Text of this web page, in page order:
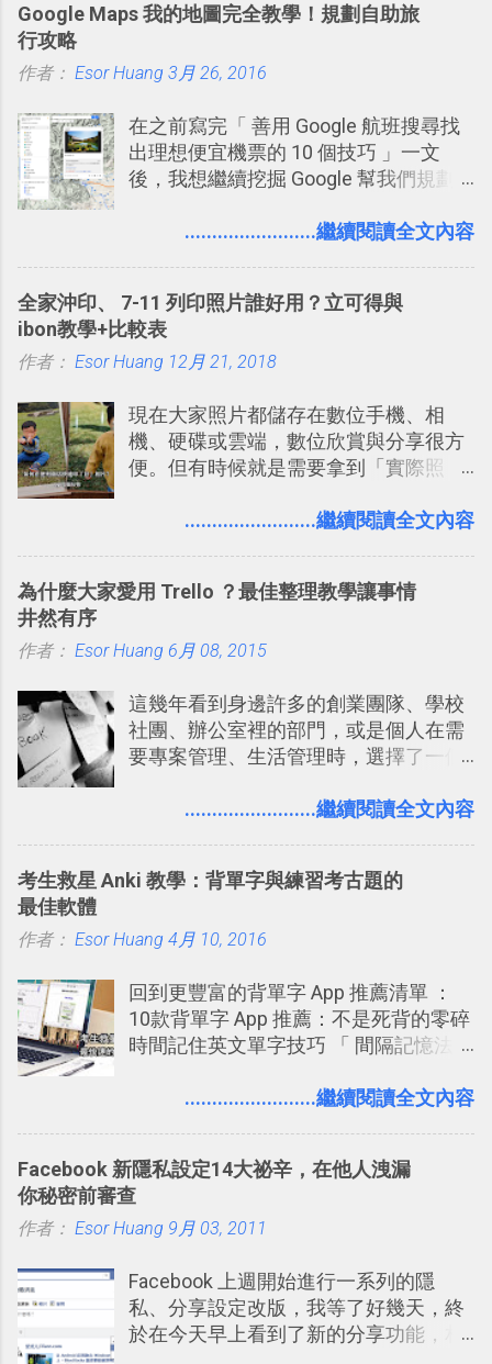
有機會在一個專案合作中使用了 Slack
點： 1. 「 很有趣 」： Slack 裡擁有跟
聊天打屁、傳送有趣影音圖文的功能。
2. 「 有效率 」：但是 Slack 的頻道、群
組機制讓茶水間的聊天，不會干擾工作
事可以從聊天中記錄重點。 3. 「 有彈性
的軟體則讓同事可以在任何地方和公司
保持聯繫。 如果你需要中文版的同類平
台，可以參考： JANDI 高效率團隊通訊
戶 。 2017/3 新增 ： Sortd for Slack：
改造 Slack 討論串介面變成專案任務排
程看板
Google Maps 我的地圖完全教學！規劃自助旅
行攻略
作者： Esor Huang 3月 26, 2016
在之前寫完「 善用 Google 航班搜尋找
出理想便宜機票的 10 個技巧 」一文
後，我想繼續挖掘 Google 幫我們規劃
入的來聊聊 Google 的「我的地圖」服
線，對商務需求來說可以打造出一張一
張資料地圖（例如我之前在製作一本新
書時建立的「 台灣推薦空拍地點地圖
規劃自助旅行路線！ Google 「我的地
圖」在規劃自助旅行路線時可以解決許
多問題： 國外地點名稱地址常常難懂，
稱。 在規劃路線之外，自訂地圖還能補
時帶來好心情，二方面事後就是最好的
享合作，讓彼此都能在手機上查看這次
........................繼續閱讀全文內容
全家沖印、 7-11 列印照片誰好用？立可得與
ibon教學+比較表
作者： Esor Huang 12月 21, 2018
現在大家照片都儲存在數位手機、相
機、硬碟或雲端，數位欣賞與分享很方
便。但有時候就是需要拿到「實際照
要製作家庭相框 用照片來當小禮物 把照
片？而且最好能不花時間、立即拿到、
（或是沒有好的印表機），又不想跑照
提供了印照片的服務 ，而且價格不貴，
可以立即拿到，操作流程也十分簡單。
之前我在電腦玩物分享過：「 不需買印
方便教學 」。這篇文章則從印照片出
........................繼續閱讀全文內容
為什麼大家愛用 Trello ？最佳整理教學讓事情
井然有序
作者： Esor Huang 6月 08, 2015
這幾年看到身邊許多的創業團隊、學校
社團、辦公室裡的部門，或是個人在需
要專案管理、生活管理時，選擇了一個
一個什麼樣的管理工具，讓這麼多人都
念」的管理教學文章： 把 Evernote 當
Google Drive 變身 Trello ！幫雲端硬碟
著 Trello ，卻還沒有在電腦玩物上寫過
一篇完整的介紹！雖然錯過了幾年前第
一時間推薦 Trello 的時機，但在這段時
澱自己的使用方法，歸納出「 為什麼值
學。 2015/6/13 新增： 免費專案管理軟
體推薦！困難計畫簡單管理 13 種工具
2016 年新增 ： 如何將 Trello 切換到繁
2016/7/7 新增 ： 如何活用 Trello 記
帳？我的理財計畫心得與看板範本
2016/7/13 新增： 如何將網頁資料快速
........................繼續閱讀全文內容
考生救星 Anki 教學：背單字與練習考古題的
最佳軟體
作者： Esor Huang 4月 10, 2016
回到更豐富的背單字 App 推薦清單 ：
10款背單字 App 推薦：不是死背的零碎
時間記住英文單字技巧 「 間隔記憶法
短期記憶變成長期記憶。 舉例來說我今
強；然後下次快要忘記可能變成相隔一
個禮拜，這時再次複習，就能把記憶強
化，讓記憶延長到可能半個月；那時候
來一個月的記憶長度！就這樣反覆慢慢
拉長時間練習，就能讓一個東西成為腦
海中更深刻的記憶。 問題是，當我們一
........................繼續閱讀全文內容
Facebook 新隱私設定14大祕辛，在他人洩漏
你秘密前審查
作者： Esor Huang 9月 03, 2011
Facebook 上週開始進行一系列的隱
私、分享設定改版，我等了好幾天，終
於在今天早上看到了新的分享功能，相